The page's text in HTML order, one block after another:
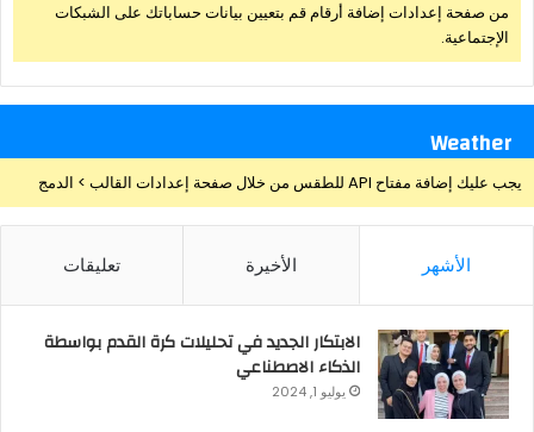
من صفحة إعدادات إضافة أرقام قم بتعيين بيانات حساباتك على الشبكات
الإجتماعية.
Weather
يجب عليك إضافة مفتاح API للطقس من خلال صفحة إعدادات القالب > الدمج
الأشهر الأخيرة تعليقات
الابتكار الجديد في تحليلات كرة القدم بواسطة
الذكاء الاصطناعي
يوليو 1, 2024